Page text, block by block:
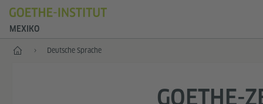
MEXIKO
Start Deutsche Sprache
GOETHE-